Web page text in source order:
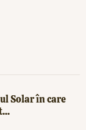
Solar în care